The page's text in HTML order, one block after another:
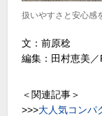
扱いやすさと安心感
文：前原稔
編集：田村恵美
＜関連記事＞
>>>大人気コンパ